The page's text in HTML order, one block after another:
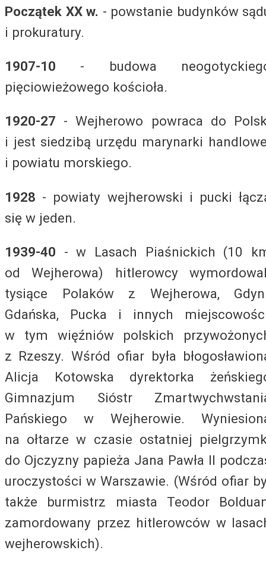
Początek XX w. - powstanie budynków
i prokuratury.
1907-10 - budowa
pięciowieżowego kościoła.
1920-27 - Wejherowo powraca do
i jest siedzibą urzędu marynarki
i powiatu morskiego.
1928 - powiaty wejherowski i pucki
się w jeden.
1939-40 - w Lasach Piaśnickich (10
od Wejherowa) hitlerowcy
tysiące Polaków z Wejherowa,
Gdańska, Pucka i innych
w tym więźniów polskich
z Rzeszy. Wśród ofiar była
Alicja Kotowska dyrektorka
Gimnazjum Sióstr
Pańskiego w Wejherowie.
na ołtarze w czasie ostatniej
do Ojczyzny papieża Jana Pawła II
uroczystości w Warszawie. (Wśród ofiar
także burmistrz miasta Teodor
zamordowany przez hitlerowców w
wejherowskich).